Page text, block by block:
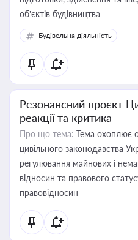
об’єктів будівництва
Будівельна діяльність
Резонансний проєкт
реакції та критика
Про що тема: Тема охоплює
цивільного законодавства
регулювання майнових і
відносин та правового
правовідносин